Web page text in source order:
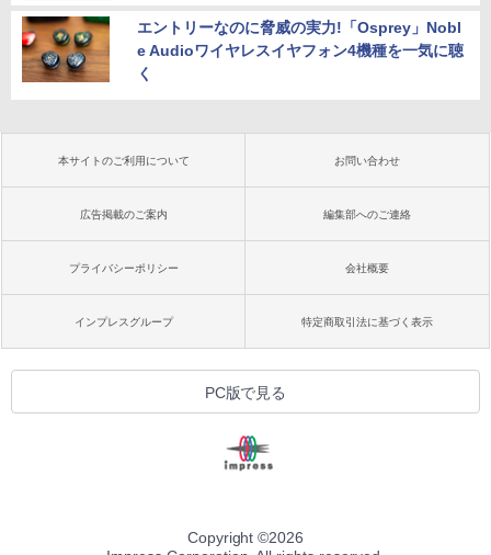
エントリーなのに脅威の実力!「Osprey」Nobl
e Audioワイヤレスイヤフォン4機種を一気に聴
く
本サイトのご利用について お問い合わせ
広告掲載のご案内 編集部へのご連絡
プライバシーポリシー 会社概要
インプレスグループ 特定商取引法に基づく表示
PC版で見る
Copyright ©2026